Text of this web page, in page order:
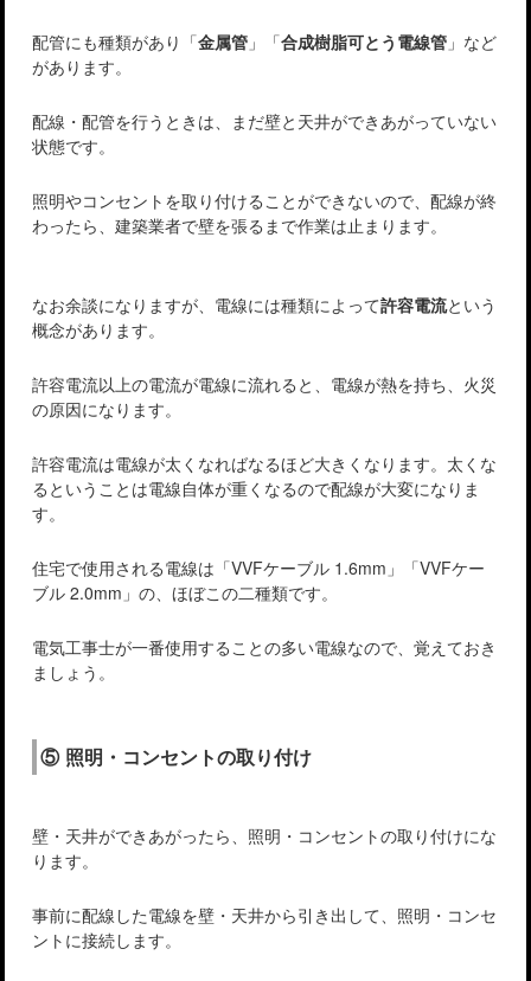
配管にも種類があり「金属管 」「合成樹脂可とう電線管 」など
があります。
配線・配管を行うときは、まだ壁と天井ができあがっていない
状態です。
照明やコンセントを取り付けることができないので、配線が終
わったら、建築業者で壁を張るまで作業は止まります。
なお余談になりますが、電線には種類によって許容電流という
概念があります。
許容電流以上の電流が電線に流れると、電線が熱を持ち、火災
の原因になります。
許容電流は電線が太くなればなるほど大きくなります。太くな
るということは電線自体が重くなるので配線が大変になりま
す。
住宅で使用される電線は「VVFケーブル 1.6mm」「VVFケー
ブル 2.0mm」の、ほぼこの二種類です。
電気工事士が一番使用することの多い電線なので、覚えておき
ましょう。
⑤ 照明・コンセントの取り付け
壁・天井ができあがったら、照明・コンセントの取り付けにな
ります。
事前に配線した電線を壁・天井から引き出して、照明・コンセ
ントに接続します。